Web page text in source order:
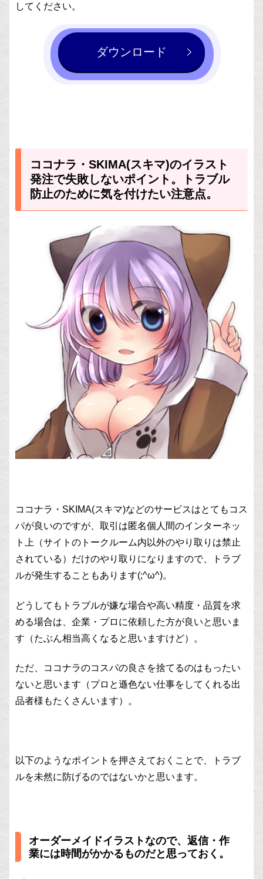
してください。
ダウンロード
ココナラ・SKIMA(スキマ)のイラスト
発注で失敗しないポイント。トラブル
防止のために気を付けたい注意点。
ココナラ・SKIMA(スキマ)などのサービスはとてもコス
パが良いのですが、取引は匿名個人間のインターネッ
ト上（サイトのトークルーム内以外のやり取りは禁止
されている）だけのやり取りになりますので、トラブ
ルが発生することもあります(;^ω^)。
どうしてもトラブルが嫌な場合や高い精度・品質を求
める場合は、企業・プロに依頼した方が良いと思いま
す（たぶん相当高くなると思いますけど）。
ただ、ココナラのコスパの良さを捨てるのはもったい
ないと思います（プロと遜色ない仕事をしてくれる出
品者様もたくさんいます）。
以下のようなポイントを押さえておくことで、トラブ
ルを未然に防げるのではないかと思います。
オーダーメイドイラストなので、返信・作
業には時間がかかるものだと思っておく。